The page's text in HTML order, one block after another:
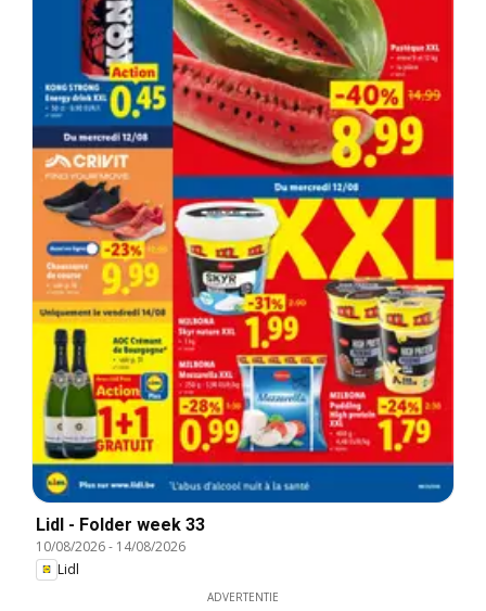
Lidl - Folder week 33
10/08/2026- 14/08/2026
Lidl
ADVERTENTIE